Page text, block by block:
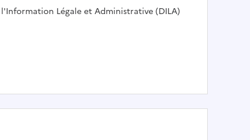
Légale et Administrative (DILA)